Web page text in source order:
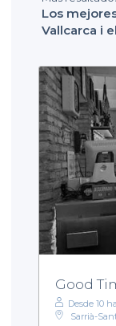
Los
Vallcarca i
Good
Desde 10
Sarrià-